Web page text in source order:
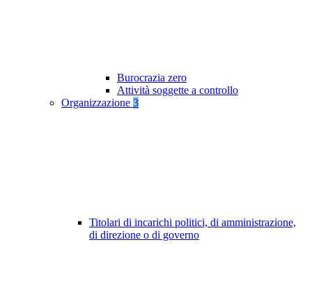
Burocrazia zero
Attività soggette a controllo
Organizzazione 3
Titolari di incarichi politici, di amministrazione,
di direzione o di governo